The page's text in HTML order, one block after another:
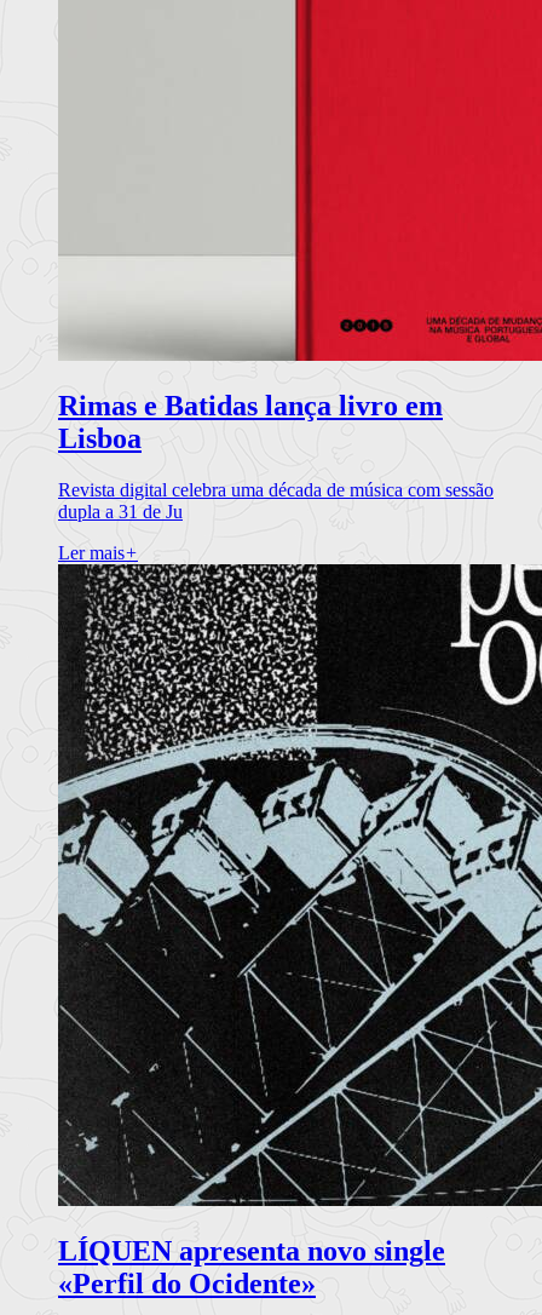
Rimas e Batidas lança livro em
Lisboa
Revista digital celebra uma década de música com sessão
dupla a 31 de Ju
Ler mais+
LÍQUEN apresenta novo single
«Perfil do Ocidente»